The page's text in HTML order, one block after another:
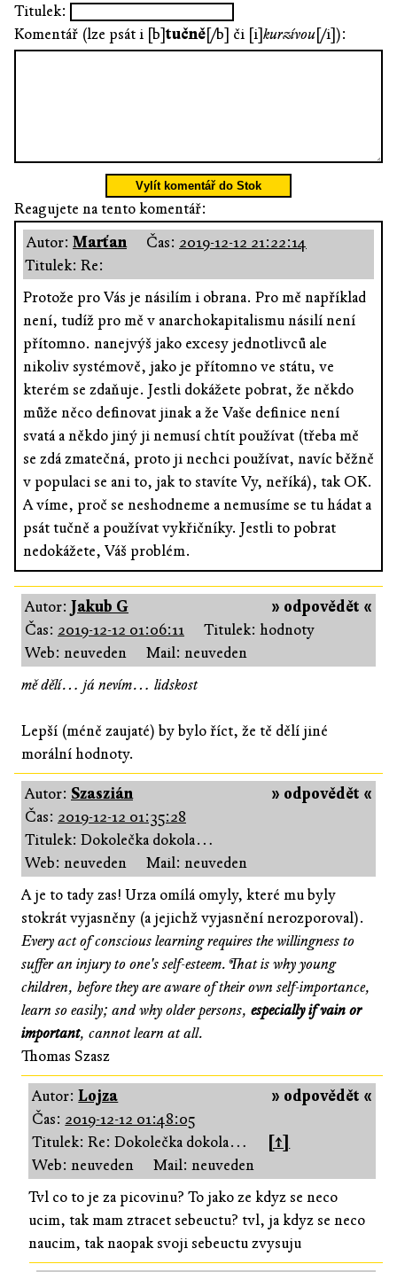
Titulek:
Komentář (lze psát i [b]tučně[/b] či [i]kurzívou[/i]):
Vylít komentář do Stok
Reagujete na tento komentář:
Autor: Marťan Čas: 2019-12-12 21:22:14
Titulek: Re:
Protože pro Vás je násilím i obrana. Pro mě například
není, tudíž pro mě v anarchokapitalismu násilí není
přítomno. nanejvýš jako excesy jednotlivců ale
nikoliv systémově, jako je přítomno ve státu, ve
kterém se zdaňuje. Jestli dokážete pobrat, že někdo
může něco definovat jinak a že Vaše definice není
svatá a někdo jiný ji nemusí chtít používat (třeba mě
se zdá zmatečná, proto ji nechci používat, navíc běžně
v populaci se ani to, jak to stavíte Vy, neříká), tak OK.
A víme, proč se neshodneme a nemusíme se tu hádat a
psát tučně a používat vykřičníky. Jestli to pobrat
nedokážete, Váš problém.
» odpovědět «
Autor: Jakub G
Čas: 2019-12-12 01:06:11
Titulek: hodnoty
Web: neuveden
Mail: neuveden
mě dělí… já nevím… lidskost
Lepší (méně zaujaté) by bylo říct, že tě dělí jiné
morální hodnoty.
» odpovědět «
Autor: Szaszián
Čas: 2019-12-12 01:35:28
Titulek: Dokolečka dokola…
Web: neuveden
Mail: neuveden
A je to tady zas! Urza omílá omyly, které mu byly
stokrát vyjasněny (a jejichž vyjasnění nerozporoval).
Every act of conscious learning requires the willingness to
suffer an injury to one's self-esteem. That is why young
children, before they are aware of their own self-importance,
learn so easily; and why older persons, especially if vain or
important, cannot learn at all.
Thomas Szasz
» odpovědět «
Autor:Lojza
Čas: 2019-12-12 01:48:05
Titulek: Re: Dokolečka dokola…
[↑]
Web: neuveden
Mail: neuveden
Tvl co to je za picovinu? To jako ze kdyz se neco
ucim, tak mam ztracet sebeuctu? tvl, ja kdyz se neco
naucim, tak naopak svoji sebeuctu zvysuju